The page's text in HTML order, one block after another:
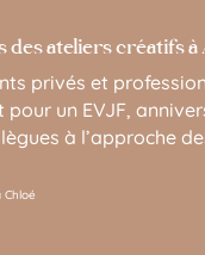
des ateliers créatifs
privés et
un EVJF,
à l’approche